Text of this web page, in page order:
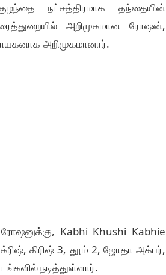
நட்சத்திரமாக தந்தையின்
அறிமுகமான ரோஷன்,
அறிமுகமானார்.
Kabhi Khushi Kabhie
கிரிஷ் 3, தூம் 2, ஜோதா அக்பர்,
நடித்துள்ளார்.